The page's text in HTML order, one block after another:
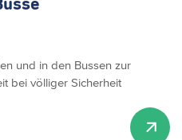
und in den Bussen zur
bei völliger Sicherheit